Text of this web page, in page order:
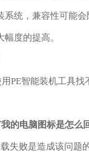
统，兼容性可能
度的提高。
PE智能装机工具
的电脑图标是怎么
失败是造成该问题